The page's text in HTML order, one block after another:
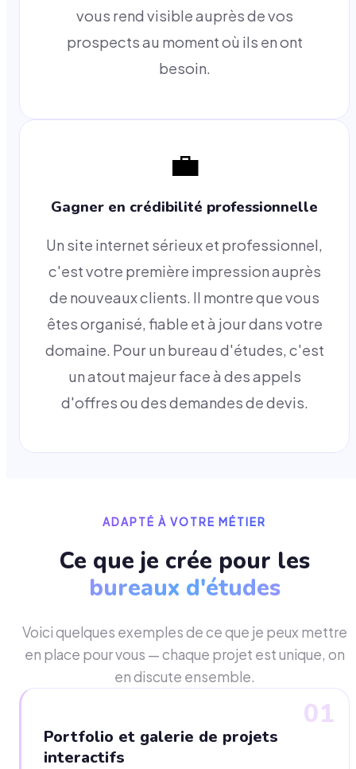
vous rend visible auprès de vos
prospects au moment où ils en ont
besoin.
💼
Gagner en crédibilité professionnelle
Un site internet sérieux et professionnel,
c'est votre première impression auprès
de nouveaux clients. Il montre que vous
êtes organisé, fiable et à jour dans votre
domaine. Pour un bureau d'études, c'est
un atout majeur face à des appels
d'offres ou des demandes de devis.
ADAPTÉ À VOTRE MÉTIER
Ce que je crée pour les
bureaux d'études
Voici quelques exemples de ce que je peux mettre
en place pour vous — chaque projet est unique, on
en discute ensemble.
01
Portfolio et galerie de projets
interactifs